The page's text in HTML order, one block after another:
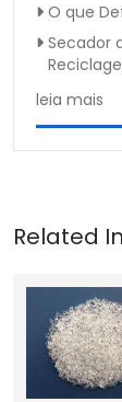
O que
Secador
leia mais